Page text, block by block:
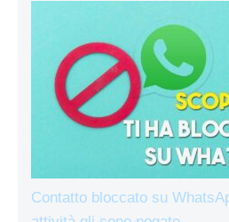
Contatto bloccato su